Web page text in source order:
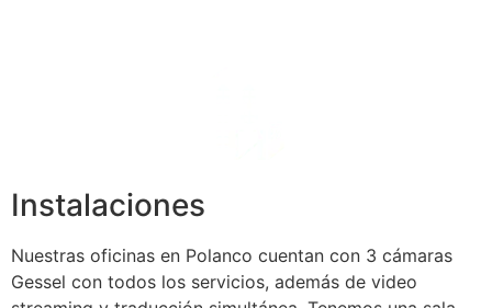
Instalaciones
Nuestras oficinas en Polanco cuentan con 3 cámaras
Gessel con todos los servicios, además de video